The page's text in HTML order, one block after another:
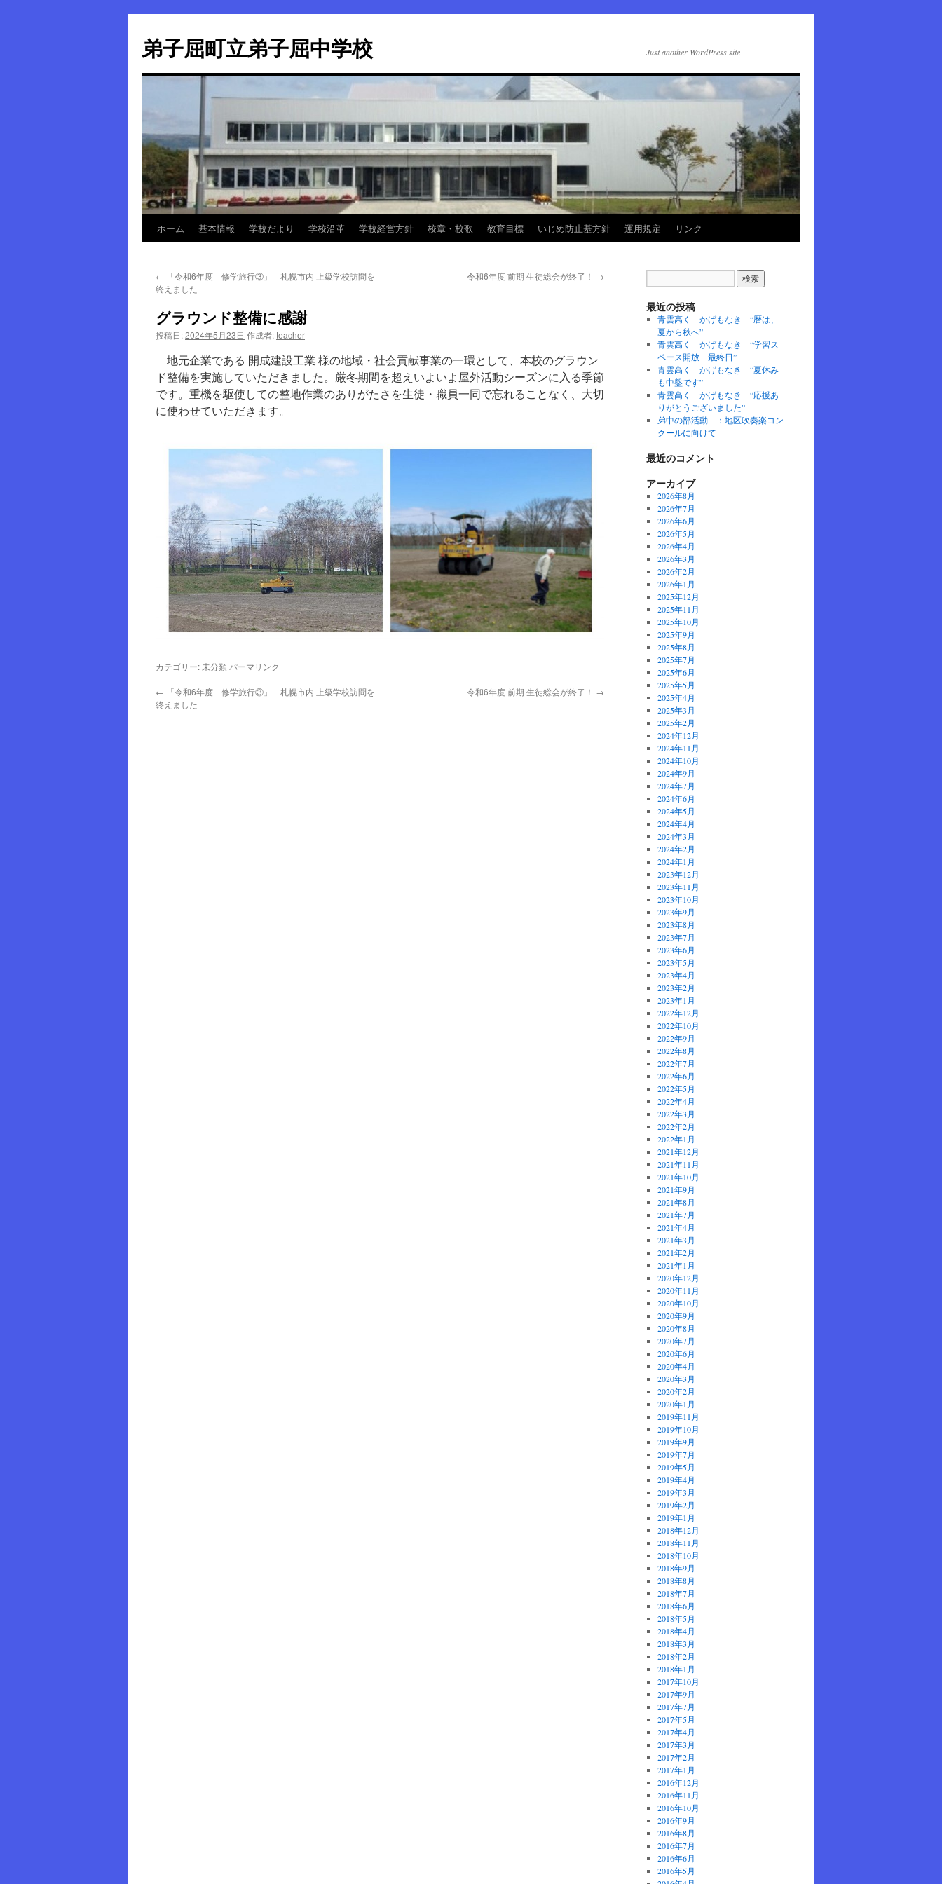
弟子屈町立弟子屈中学校 Just another WordPress site
テ
ツ
キ
ホーム 基本情報 学校だより 学校沿革 学校経営方針 校章・校歌 教育目標 いじめ防止基方針 運用規定 リンク
← 「令和6年度 修学旅行③」 札幌市内 上級学校訪問を
終えました
令和6年度 前期 生徒総会が終了！ →
グラウンド整備に感謝
投稿日:2024年5月23日 作成者:teacher
地元企業である 開成建設工業 様の地域・社会貢献事業の一環として、本校のグラウン
ド整備を実施していただきました。厳冬期間を超えいよいよ屋外活動シーズンに入る季節
です。重機を駆使しての整地作業のありがたさを生徒・職員一同で忘れることなく、大切
に使わせていただきます。
カテゴリー:未分類 パーマリンク
← 「令和6年度 修学旅行③」 札幌市内 上級学校訪問を
終えました
令和6年度 前期 生徒総会が終了！ →
最近の投稿
青雲高く かげもなき “暦は、
夏から秋へ”
青雲高く かげもなき “学習ス
ペース開放 最終日”
青雲高く かげもなき “夏休み
も中盤です”
青雲高く かげもなき “応援あ
りがとうございました”
弟中の部活動 ：地区吹奏楽コン
クールに向けて
最近のコメント
アーカイブ
2026年8月
2026年7月
2026年6月
2026年5月
2026年4月
2026年3月
2026年2月
2026年1月
2025年12月
2025年11月
2025年10月
2025年9月
2025年8月
2025年7月
2025年6月
2025年5月
2025年4月
2025年3月
2025年2月
2024年12月
2024年11月
2024年10月
2024年9月
2024年7月
2024年6月
2024年5月
2024年4月
2024年3月
2024年2月
2024年1月
2023年12月
2023年11月
2023年10月
2023年9月
2023年8月
2023年7月
2023年6月
2023年5月
2023年4月
2023年2月
2023年1月
2022年12月
2022年10月
2022年9月
2022年8月
2022年7月
2022年6月
2022年5月
2022年4月
2022年3月
2022年2月
2022年1月
2021年12月
2021年11月
2021年10月
2021年9月
2021年8月
2021年7月
2021年4月
2021年3月
2021年2月
2021年1月
2020年12月
2020年11月
2020年10月
2020年9月
2020年8月
2020年7月
2020年6月
2020年4月
2020年3月
2020年2月
2020年1月
2019年11月
2019年10月
2019年9月
2019年7月
2019年5月
2019年4月
2019年3月
2019年2月
2019年1月
2018年12月
2018年11月
2018年10月
2018年9月
2018年8月
2018年7月
2018年6月
2018年5月
2018年4月
2018年3月
2018年2月
2018年1月
2017年10月
2017年9月
2017年7月
2017年5月
2017年4月
2017年3月
2017年2月
2017年1月
2016年12月
2016年11月
2016年10月
2016年9月
2016年8月
2016年7月
2016年6月
2016年5月